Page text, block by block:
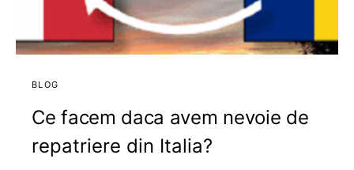
BLOG
Ce facem daca avem nevoie de
repatriere din Italia?